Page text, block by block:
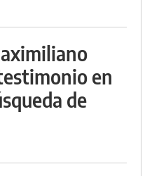
en
de